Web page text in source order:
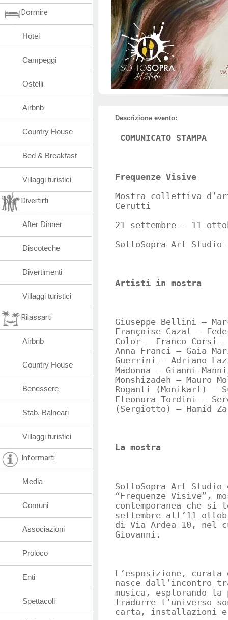
Descrizione evento:
COMUNICATO STAMPA
Frequenze Visive
Mostra collettiva
Cerutti
21 settembre – 11
SottoSopra Art Studio
Artisti in mostra
Giuseppe Bellini –
Françoise Cazal –
Color – Franco Corsi
Anna Franci – Gaia
Guerrini – Adriano
Madonna – Gianni
Monshizadeh – Mauro
Roganti (Monikart) –
Eleonora Tordini –
(Sergiotto) – Hamid
La mostra
SottoSopra Art
“Frequenze Visive”,
contemporanea che si
settembre all’11
di Via Ardea 10, nel
Giovanni.
L’esposizione, curata
nasce dall’incontro
musica, esplorando
tradurre l’universo
carta, installazioni e
Dormire
Hotel
Campeggi
Ostelli
Airbnb
Country House
Bed & Breakfast
Villaggi turistici
Divertirti
After Dinner
Discoteche
Divertimenti
Villaggi turistici
Rilassarti
Airbnb
Country House
Benessere
Stab. Balneari
Villaggi turistici
Informarti
Media
Comuni
Associazioni
Proloco
Enti
Spettacoli